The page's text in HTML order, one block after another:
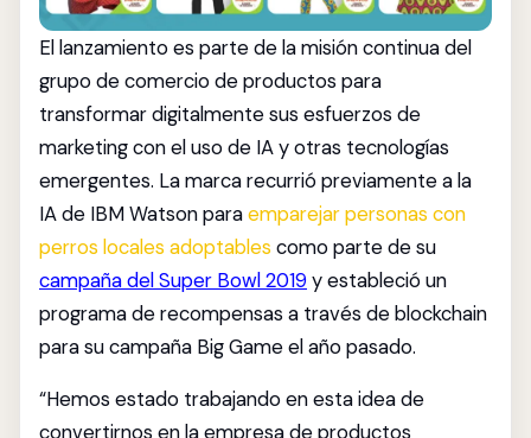
El lanzamiento es parte de la misión continua del
grupo de comercio de productos para
transformar digitalmente sus esfuerzos de
marketing con el uso de IA y otras tecnologías
emergentes. La marca recurrió previamente a la
IA de IBM Watson paraemparejar personas con
perros locales adoptables como parte de su
campaña del Super Bowl 2019y estableció un
programa de recompensas a través de blockchain
para su campaña Big Game el año pasado.
“Hemos estado trabajando en esta idea de
convertirnos en la empresa de productos